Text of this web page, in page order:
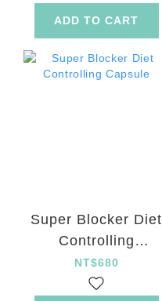
ADD TO CART
Super Blocker Diet
Controlling
Capsule
NT$680